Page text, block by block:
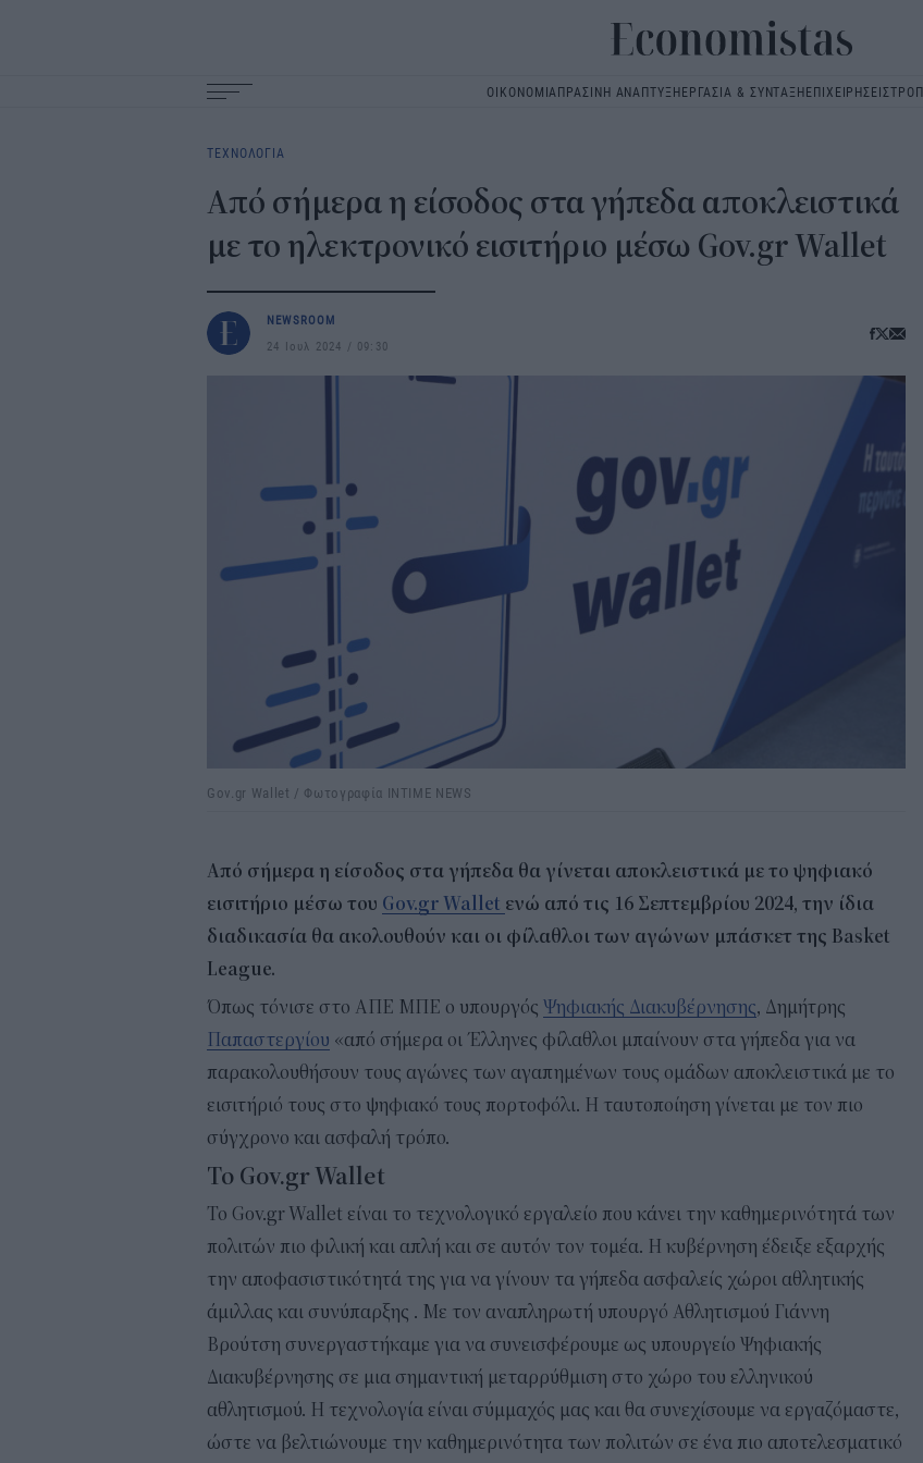
ΟΙΚΟΝΟΜΙΑΠΡΑΣΙΝΗ ΑΝΑΠΤΥΞΗΕΡΓΑΣΙΑ & ΣΥΝΤΑΞΗΕΠΙΧΕΙΡΗΣΕΙΣ
navigation
ΤΕΧΝΟΛΟΓΙΑ
Από σήμερα η είσοδος στα γήπεδα αποκλειστικά
με το ηλεκτρονικό εισιτήριο μέσω Gov.gr Wallet
NEWSROOM
24 Ιουλ 2024
09:30
Gov.gr Wallet / Φωτογραφία INTIME NEWS
Από σήμερα η είσοδος στα γήπεδα θα γίνεται αποκλειστικά με το ψηφιακό
εισιτήριο μέσω του Gov.gr Wallet ενώ από τις 16 Σεπτεμβρίου 2024, την ίδια
διαδικασία θα ακολουθούν και οι φίλαθλοι των αγώνων μπάσκετ της Basket
League.
Όπως τόνισε στο ΑΠΕ ΜΠΕ ο υπουργός Ψηφιακής Διακυβέρνησης, Δημήτρης
Παπαστεργίου «από σήμερα οι Έλληνες φίλαθλοι μπαίνουν στα γήπεδα για να
παρακολουθήσουν τους αγώνες των αγαπημένων τους ομάδων αποκλειστικά με το
εισιτήριό τους στο ψηφιακό τους πορτοφόλι. Η ταυτοποίηση γίνεται με τον πιο
σύγχρονο και ασφαλή τρόπο.
Το Gov.gr Wallet
Το Gov.gr Wallet είναι το τεχνολογικό εργαλείο που κάνει την καθημερινότητά των
πολιτών πιο φιλική και απλή και σε αυτόν τον τομέα. Η κυβέρνηση έδειξε εξαρχής
την αποφασιστικότητά της για να γίνουν τα γήπεδα ασφαλείς χώροι αθλητικής
άμιλλας και συνύπαρξης . Με τον αναπληρωτή υπουργό Αθλητισμού Γιάννη
Βρούτση συνεργαστήκαμε για να συνεισφέρουμε ως υπουργείο Ψηφιακής
Διακυβέρνησης σε μια σημαντική μεταρρύθμιση στο χώρο του ελληνικού
αθλητισμού. Η τεχνολογία είναι σύμμαχός μας και θα συνεχίσουμε να εργαζόμαστε,
ώστε να βελτιώνουμε την καθημερινότητα των πολιτών σε ένα πιο αποτελεσματικό